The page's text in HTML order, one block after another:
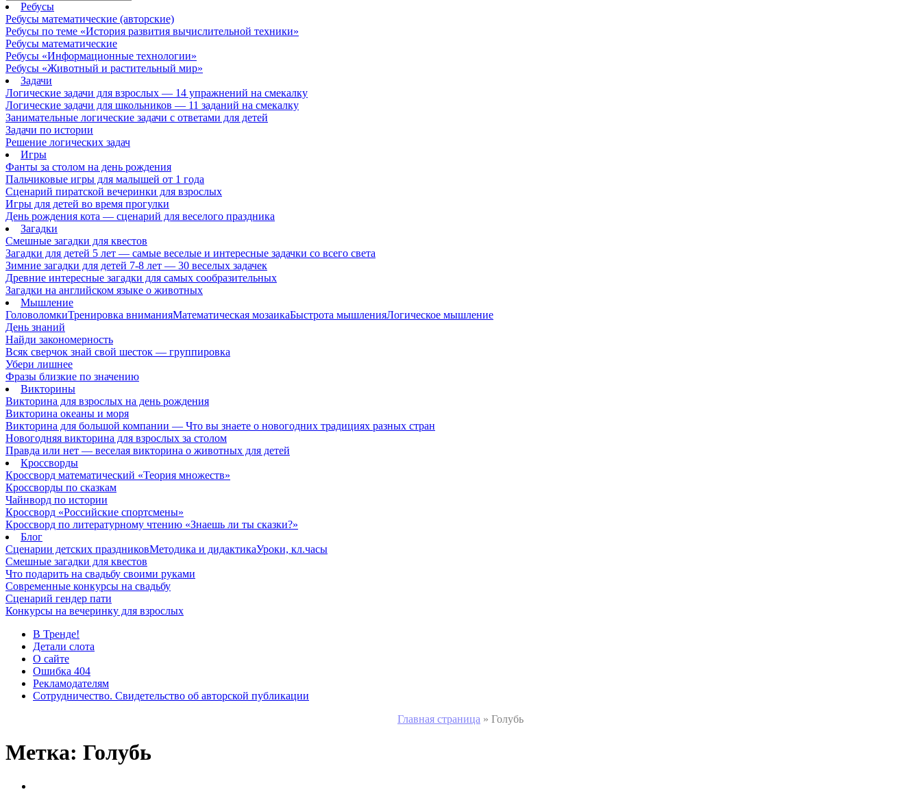
Ребусы
Ребусы математические (авторские)
Ребусы по теме «История развития вычислительной техники»
Ребусы математические
Ребусы «Информационные технологии»
Ребусы «Животный и растительный мир»
Задачи
Логические задачи для взрослых — 14 упражнений на смекалку
Логические задачи для школьников — 11 заданий на смекалку
Занимательные логические задачи с ответами для детей
Задачи по истории
Решение логических задач
Игры
Фанты за столом на день рождения
Пальчиковые игры для малышей от 1 года
Сценарий пиратской вечеринки для взрослых
Игры для детей во время прогулки
День рождения кота — сценарий для веселого праздника
Загадки
Смешные загадки для квестов
Загадки для детей 5 лет — самые веселые и интересные задачки со всего света
Зимние загадки для детей 7-8 лет — 30 веселых задачек
Древние интересные загадки для самых сообразительных
Загадки на английском языке о животных
Мышление
ГоловоломкиТренировка вниманияМатематическая мозаикаБыстрота мышленияЛогическое мышление
День знаний
Найди закономерность
Всяк сверчок знай свой шесток — группировка
Убери лишнее
Фразы близкие по значению
Викторины
Викторина для взрослых на день рождения
Викторина океаны и моря
Викторина для большой компании — Что вы знаете о новогодних традициях разных стран
Новогодняя викторина для взрослых за столом
Правда или нет — веселая викторина о животных для детей
Кроссворды
Кроссворд математический «Теория множеств»
Кроссворды по сказкам
Чайнворд по истории
Кроссворд «Российские спортсмены»
Кроссворд по литературному чтению «Знаешь ли ты сказки?»
Блог
Сценарии детских праздниковМетодика и дидактикаУроки, кл.часы
Смешные загадки для квестов
Что подарить на свадьбу своими руками
Современные конкурсы на свадьбу
Сценарий гендер пати
Конкурсы на вечеринку для взрослых
В Тренде!
Детали слота
О сайте
Ошибка 404
Рекламодателям
Сотрудничество. Свидетельство об авторской публикации
Главная страница » Голубь
Метка: Голубь